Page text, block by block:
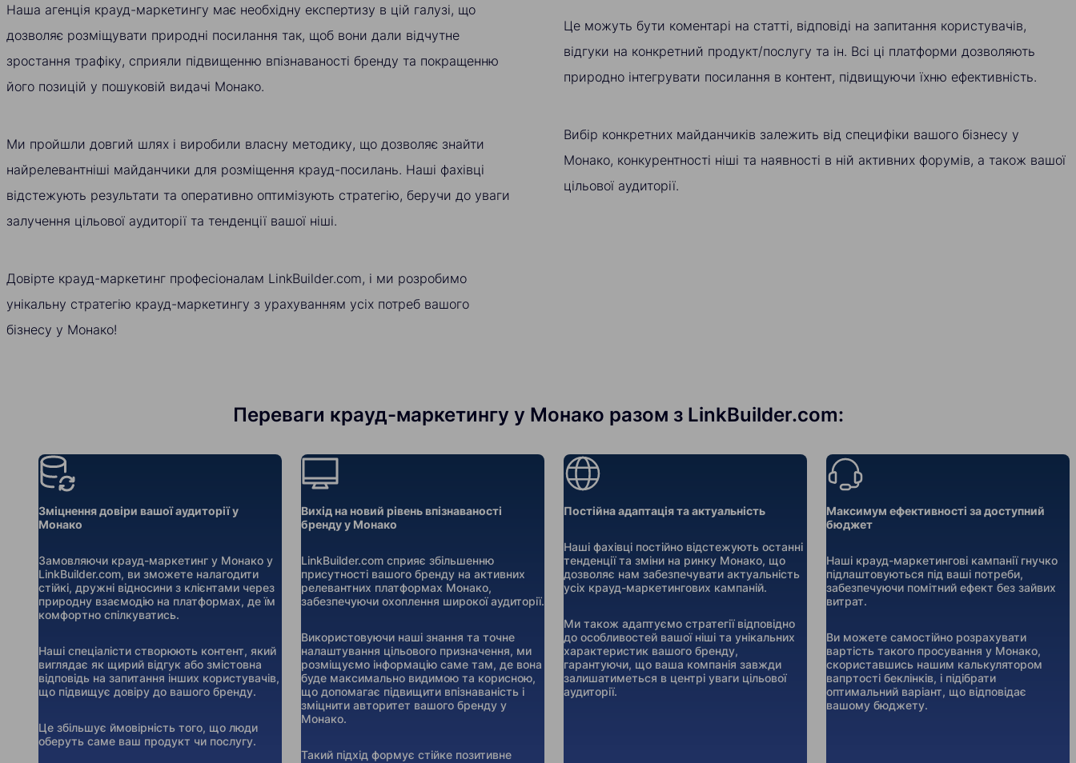
Наша агенція крауд-маркетингу має необхідну експертизу в цій галузі, що
дозволяє розміщувати природні посилання так, щоб вони дали відчутне
зростання трафіку, сприяли підвищенню впізнаваності бренду та покращенню
його позицій у пошуковій видачі Монако.
Ми пройшли довгий шлях і виробили власну методику, що дозволяє знайти
найрелевантніші майданчики для розміщення крауд-посилань. Наші фахівці
відстежують результати та оперативно оптимізують стратегію, беручи до уваги
залучення цільової аудиторії та тенденції вашої ніші.
Довірте крауд-маркетинг професіоналам LinkBuilder.com, і ми розробимо
унікальну стратегію крауд-маркетингу з урахуванням усіх потреб вашого
бізнесу у Монако!
Це можуть бути коментарі на статті, відповіді на запитання користувачів,
відгуки на конкретний продукт/послугу та ін. Всі ці платформи дозволяють
природно інтегрувати посилання в контент, підвищуючи їхню ефективність.
Вибір конкретних майданчиків залежить від специфіки вашого бізнесу у
Монако, конкурентності ніші та наявності в ній активних форумів, а також вашої
цільової аудиторії.
Переваги крауд-маркетингу у Монако разом з LinkBuilder.com:
Зміцнення довіри вашої аудиторії у
Монако
Замовляючи крауд-маркетинг у Монако у
LinkBuilder.com, ви зможете налагодити
стійкі, дружні відносини з клієнтами через
природну взаємодію на платформах, де їм
комфортно спілкуватись.
Наші спеціалісти створюють контент, який
виглядає як щирий відгук або змістовна
відповідь на запитання інших користувачів,
що підвищує довіру до вашого бренду.
Це збільшує ймовірність того, що люди
оберуть саме ваш продукт чи послугу.
Вихід на новий рівень впізнаваності
бренду у Монако
LinkBuilder.com сприяє збільшенню
присутності вашого бренду на активних
релевантних платформах Монако,
забезпечуючи охоплення широкої аудиторії.
Використовуючи наші знання та точне
налаштування цільового призначення, ми
розміщуємо інформацію саме там, де вона
буде максимально видимою та корисною,
що допомагає підвищити впізнаваність і
зміцнити авторитет вашого бренду у
Монако.
Такий підхід формує стійке позитивне
Постійна адаптація та актуальність
Наші фахівці постійно відстежують останні
тенденції та зміни на ринку Монако, що
дозволяє нам забезпечувати актуальність
усіх крауд-маркетингових кампаній.
Ми також адаптуємо стратегії відповідно
до особливостей вашої ніші та унікальних
характеристик вашого бренду,
гарантуючи, що ваша компанія завжди
залишатиметься в центрі уваги цільової
аудиторії.
Максимум ефективності за доступний
бюджет
Наші крауд-маркетингові кампанії гнучко
підлаштовуються під ваші потреби,
забезпечуючи помітний ефект без зайвих
витрат.
Ви можете самостійно розрахувати
вартість такого просування у Монако,
скориставшись нашим калькулятором
вапртості беклінків, і підібрати
оптимальний варіант, що відповідає
вашому бюджету.